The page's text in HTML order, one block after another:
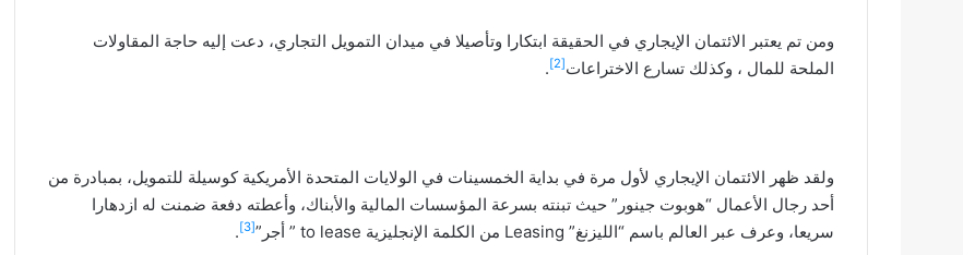
ومن تم يعتبر الائتمان الإيجاري في الحقيقة ابتكارا وتأصيلا في ميدان التمويل التجاري، دعت إليه حاجة المقاولات
الملحة للمال ، وكذلك تسارع الاختراعات[2]
.
ولقد ظهر الائتمان الإيجاري لأول مرة في بداية الخمسينات في الولايات المتحدة الأمريكية كوسيلة للتمويل، بمبادرة من
أحد رجال الأعمال “هوبوت جينور” حيث تبنته بسرعة المؤسسات المالية والأبناك، وأعطته دفعة ضمنت له ازدهارا
سريعا، وعرف عبر العالم باسم “الليزنغ” Leasing من الكلمة الإنجليزية to lease ” أجر”
[3]
.